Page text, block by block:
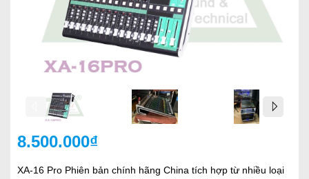
8.500.000₫
XA-16 Pro Phiên bản chính hãng China tích hợp từ nhiều loại